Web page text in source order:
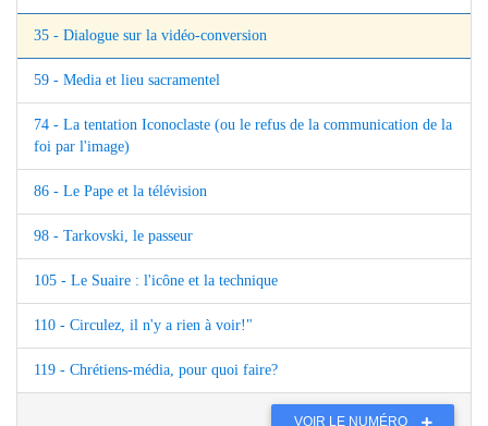
35 - Dialogue sur la vidéo-conversion
59 - Media et lieu sacramentel
74 - La tentation Iconoclaste (ou le refus de la communication de la
foi par l'image)
86 - Le Pape et la télévision
98 - Tarkovski, le passeur
105 - Le Suaire : l'icône et la technique
110 - Circulez, il n'y a rien à voir!"
119 - Chrétiens-média, pour quoi faire?
VOIR LE NUMÉRO